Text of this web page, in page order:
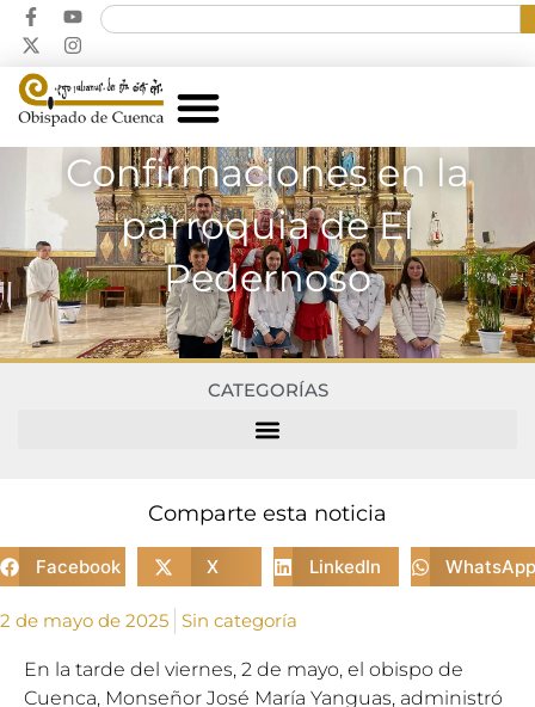
Confirmaciones en la
parroquia de El
Pedernoso
CATEGORÍAS
Comparte esta noticia
Facebook X LinkedIn WhatsApp
2 de mayo de 2025 Sin categoría
En la tarde del viernes, 2 de mayo, el obispo de
Cuenca, Monseñor José María Yanguas, administró